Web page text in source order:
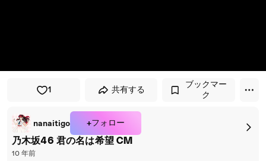
1 共有する
ブックマー
ク
nanaitigo +フォロー
乃木坂46 君の名は希望 CM
10 年前